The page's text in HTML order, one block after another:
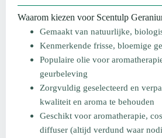
Waarom kiezen voor Scentulp
Gemaakt van natuurlijke,
Kenmerkende frisse, bloemige
Populaire olie voor
geurbeleving
Zorgvuldig geselecteerd en
kwaliteit en aroma te behouden
Geschikt voor aromatherapie,
diffuser (altijd verdund waar